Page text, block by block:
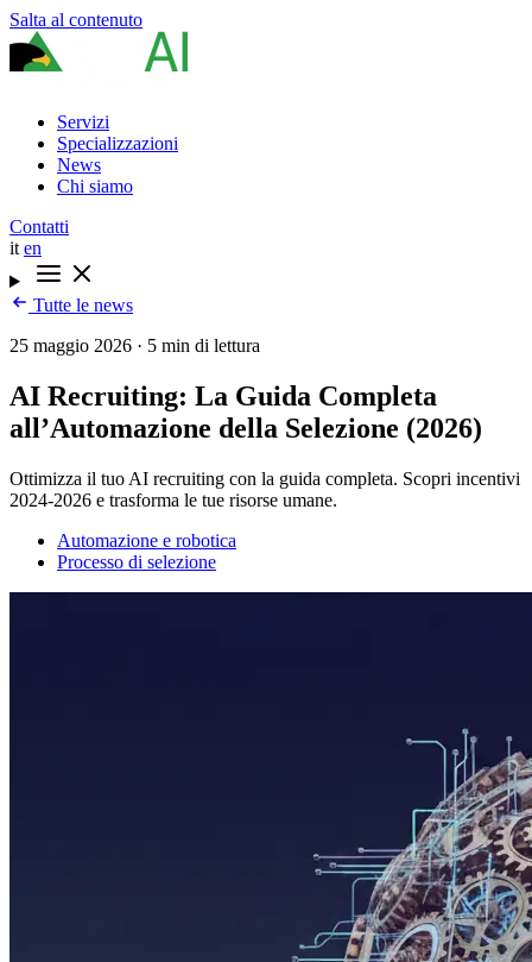
Salta al contenuto
Servizi
Specializzazioni
News
Chi siamo
Contatti
it en
Tutte le news
25 maggio 2026 · 5 min di lettura
AI Recruiting: La Guida Completa
all’Automazione della Selezione (2026)
Ottimizza il tuo AI recruiting con la guida completa. Scopri incentivi
2024-2026 e trasforma le tue risorse umane.
Automazione e robotica
Processo di selezione